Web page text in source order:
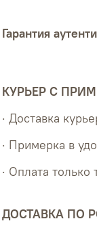
Гарантия
КУРЬЕР С
· Доставка
· Примерка в
· Оплата
ДОСТАВКА ПО